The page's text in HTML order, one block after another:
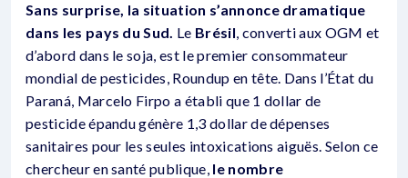
Sans surprise, la situation s’annonce dramatique
dans les pays du Sud. Le Brésil, converti aux OGM et
d’abord dans le soja, est le premier consommateur
mondial de pesticides, Roundup en tête. Dans l’État du
Paraná, Marcelo Firpo a établi que 1 dollar de
pesticide épandu génère 1,3 dollar de dépenses
sanitaires pour les seules intoxications aiguës. Selon ce
chercheur en santé publique,le nombre